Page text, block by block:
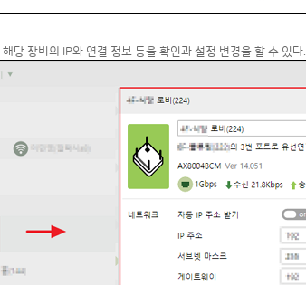
당 장비의 IP와 연결 정보 등을 확인과 설정 변경을 할 수 있다.